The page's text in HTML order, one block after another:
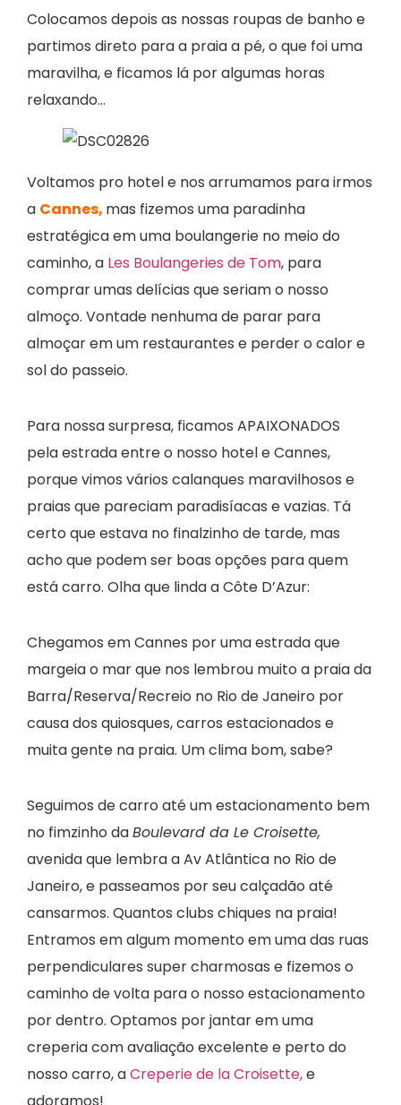
Colocamos depois as nossas roupas de banho e
partimos direto para a praia a pé, o que foi uma
maravilha, e ficamos lá por algumas horas
relaxando…
Voltamos pro hotel e nos arrumamos para irmos
a Cannes, mas fizemos uma paradinha
estratégica em uma boulangerie no meio do
caminho, a Les Boulangeries de Tom, para
comprar umas delícias que seriam o nosso
almoço. Vontade nenhuma de parar para
almoçar em um restaurantes e perder o calor e
sol do passeio.
Para nossa surpresa, ficamos APAIXONADOS
pela estrada entre o nosso hotel e Cannes,
porque vimos vários calanques maravilhosos e
praias que pareciam paradisíacas e vazias. Tá
certo que estava no finalzinho de tarde, mas
acho que podem ser boas opções para quem
está carro. Olha que linda a Côte D’Azur:
Chegamos em Cannes por uma estrada que
margeia o mar que nos lembrou muito a praia da
Barra/Reserva/Recreio no Rio de Janeiro por
causa dos quiosques, carros estacionados e
muita gente na praia. Um clima bom, sabe?
Seguimos de carro até um estacionamento bem
no fimzinho daBoulevard da Le Croisette,
avenida que lembra a Av Atlântica no Rio de
Janeiro, e passeamos por seu calçadão até
cansarmos. Quantos clubs chiques na praia!
Entramos em algum momento em uma das ruas
perpendiculares super charmosas e fizemos o
caminho de volta para o nosso estacionamento
por dentro. Optamos por jantar em uma
creperia com avaliação excelente e perto do
nosso carro, aCreperie de la Croisette,e